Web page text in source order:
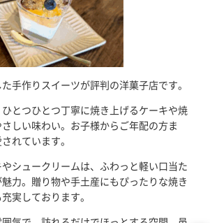
手作りスイーツが評判の洋菓子店です。
とつひとつ丁寧に焼き上げるケーキや焼
しい味わい。お子様からご年配の方ま
れています。
シュークリームは、ふわっと軽い口当た
力。贈り物や手土産にもぴったりな焼き
実しております。